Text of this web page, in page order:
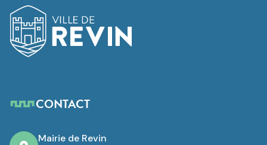
CONTACT
Mairie de Revin